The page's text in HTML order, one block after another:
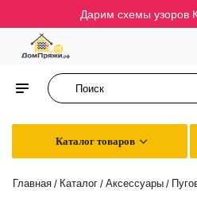
Дарим схемы узоров
Каталог товаров
Главная / Каталог / Аксессуары /